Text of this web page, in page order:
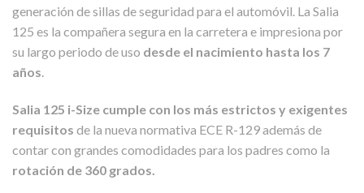
generación de sillas de seguridad para el automóvil. La Salia
125 es la compañera segura en la carretera e impresiona por
su largo periodo de uso desde el nacimiento hasta los 7
años.
Salia 125 i-Size cumple con los más estrictos y exigentes
requisitos de la nueva normativa ECE R-129 además de
contar con grandes comodidades para los padres como la
rotación de 360 grados.